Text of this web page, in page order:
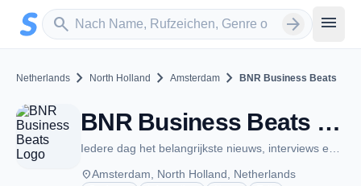
Zum Hauptinhalt springen
search
Sender suchen arrow_forward menu
Netherlands chevron_right North Holland chevron_right Amsterdam chevron_right BNR Business Beats
BNR Business Beats - Amsterdam
placeAmsterdam, North Holland, Netherlands